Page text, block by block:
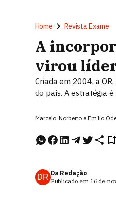
Home Revista Exame
A
virou
Criada em 2004, a
do país. A estratégia
Marcelo, Norberto e Emílio
DR Da Redação
Publicado em 16 de